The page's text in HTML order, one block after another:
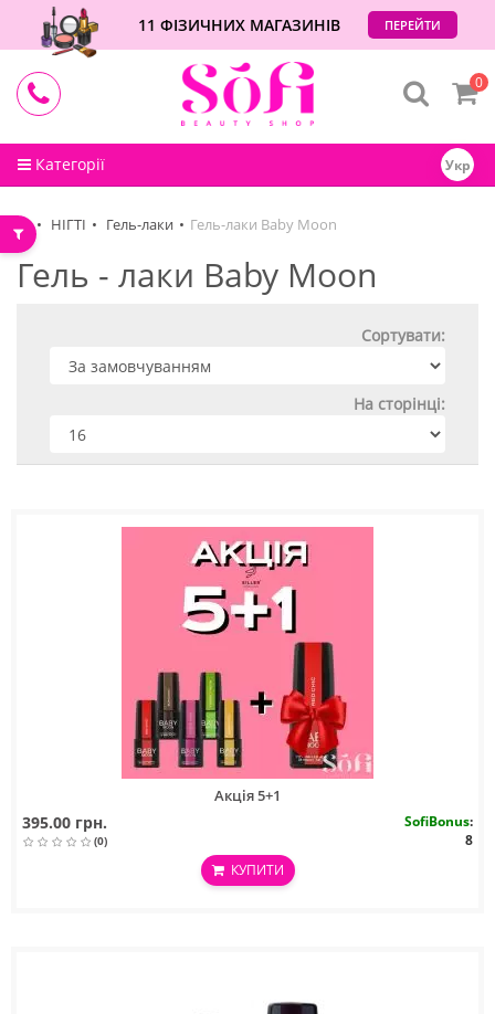
11 ФІЗИЧНИХ МАГАЗИНІВ ПЕРЕЙТИ
Категорії Укр
0
НІГТІ Гель-лаки Гель-лаки Baby Moon
Гель - лаки Baby Moon
Сортувати:
На сторінці:
Акція 5+1
395.00 грн.
(0)
SofiBonus:
8
КУПИТИ